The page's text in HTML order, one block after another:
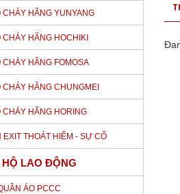
CHÁY HÃNG YUNYANG
CHÁY HÃNG HOCHIKI
CHÁY HÃNG FOMOSA
CHÁY HÃNG CHUNGMEI
CHÁY HÃNG HORING
EXIT THOÁT HIỂM - SỰ CỐ
HỘ LAO ĐỘNG
ÁO PCCC